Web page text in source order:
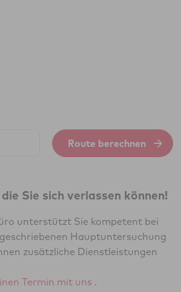
Route berechnen
Sie sich verlassen können!
unterstützt Sie kompetent bei
Hauptuntersuchung
zusätzliche Dienstleistungen
Termin mit uns .